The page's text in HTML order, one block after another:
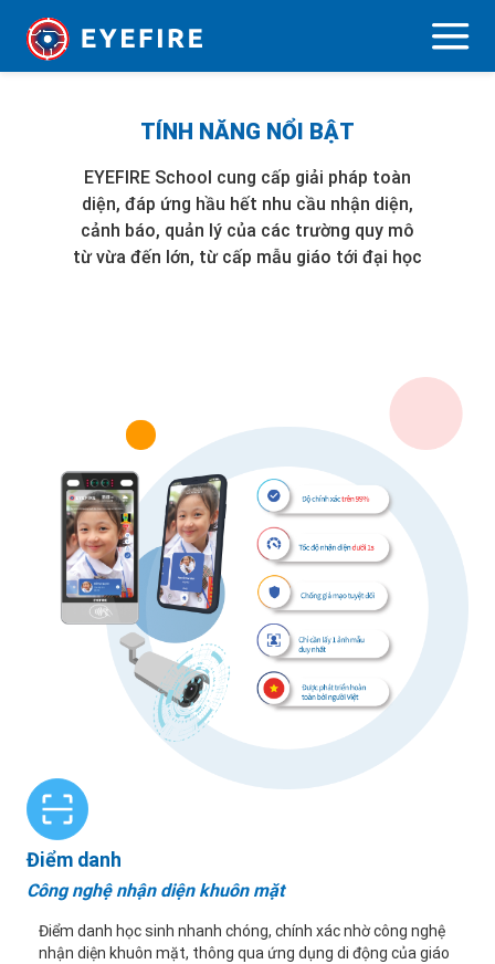
TÍNH NĂNG NỔI BẬT
EYEFIRE School cung cấp giải pháp toàn
diện, đáp ứng hầu hết nhu cầu nhận diện,
cảnh báo, quản lý của các trường quy mô
từ vừa đến lớn, từ cấp mẫu giáo tới đại học
Điểm danh
Công nghệ nhận diện khuôn mặt
Điểm danh học sinh nhanh chóng, chính xác nhờ công nghệ
nhận diện khuôn mặt, thông qua ứng dụng di động của giáo